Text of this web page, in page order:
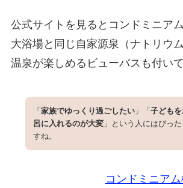
公式サイトを見るとコンドミニア
大浴場と同じ自家源泉（ナトリウ
温泉が楽しめるビューバスも付いて
「家族でゆっくり過ごしたい 」「子ども
呂に入れるのが大変 」という人にはぴっ
すね。
コンドミニア